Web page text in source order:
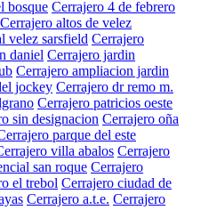
bosque Cerrajero 4 de febrero
Cerrajero altos de velez
velez sarsfield Cerrajero
daniel Cerrajero jardin
Cerrajero ampliacion jardin
jockey Cerrajero dr remo m.
Cerrajero patricios oeste
sin designacion Cerrajero oña
parque del este
villa abalos Cerrajero
san roque Cerrajero
el trebol Cerrajero ciudad de
Cerrajero a.t.e. Cerrajero